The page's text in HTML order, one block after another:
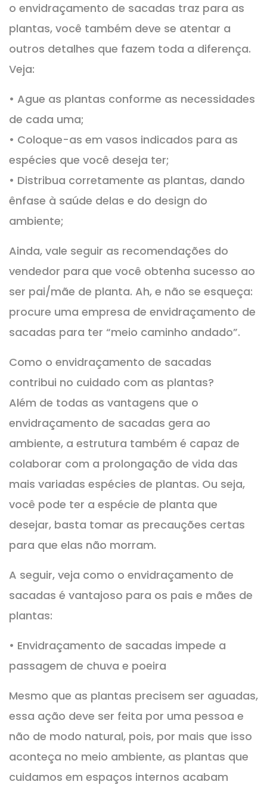
o envidraçamento de sacadas traz para as
plantas, você também deve se atentar a
outros detalhes que fazem toda a diferença.
Veja:
• Ague as plantas conforme as necessidades
de cada uma;
• Coloque-as em vasos indicados para as
espécies que você deseja ter;
• Distribua corretamente as plantas, dando
ênfase à saúde delas e do design do
ambiente;
Ainda, vale seguir as recomendações do
vendedor para que você obtenha sucesso ao
ser pai/mãe de planta. Ah, e não se esqueça:
procure uma empresa de envidraçamento de
sacadas para ter “meio caminho andado”.
Como o envidraçamento de sacadas
contribui no cuidado com as plantas?
Além de todas as vantagens que o
envidraçamento de sacadas gera ao
ambiente, a estrutura também é capaz de
colaborar com a prolongação de vida das
mais variadas espécies de plantas. Ou seja,
você pode ter a espécie de planta que
desejar, basta tomar as precauções certas
para que elas não morram.
A seguir, veja como o envidraçamento de
sacadas é vantajoso para os pais e mães de
plantas:
• Envidraçamento de sacadas impede a
passagem de chuva e poeira
Mesmo que as plantas precisem ser aguadas,
essa ação deve ser feita por uma pessoa e
não de modo natural, pois, por mais que isso
aconteça no meio ambiente, as plantas que
cuidamos em espaços internos acabam